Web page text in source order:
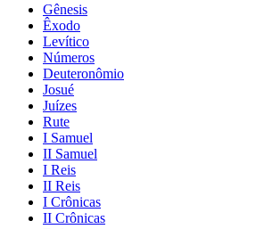
Gênesis
Êxodo
Levítico
Números
Deuteronômio
Josué
Juízes
Rute
I Samuel
II Samuel
I Reis
II Reis
I Crônicas
II Crônicas